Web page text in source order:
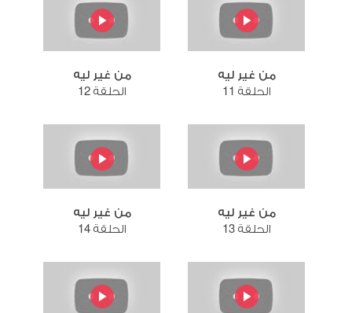
من غير ليه
الحلقة 11
من غير ليه
الحلقة 12
من غير ليه
الحلقة 13
من غير ليه
الحلقة 14